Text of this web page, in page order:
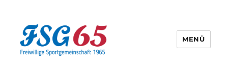
MENÜ